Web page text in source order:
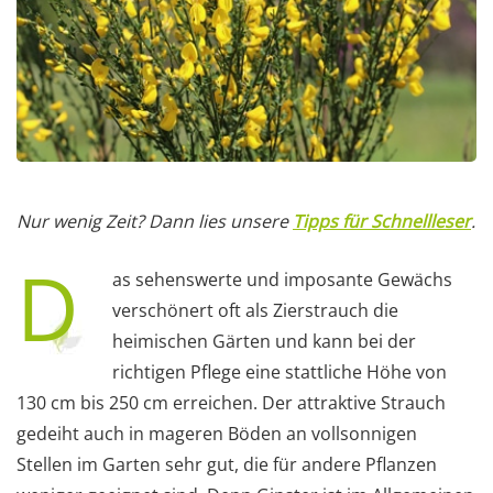
Nur wenig Zeit? Dann lies unsere Tipps für Schnellleser.
D
as sehenswerte und imposante Gewächs
verschönert oft als Zierstrauch die
heimischen Gärten und kann bei der
richtigen Pflege eine stattliche Höhe von
130 cm bis 250 cm erreichen. Der attraktive Strauch
gedeiht auch in mageren Böden an vollsonnigen
Stellen im Garten sehr gut, die für andere Pflanzen